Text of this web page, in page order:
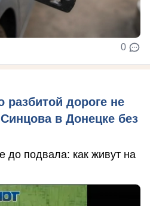
0
разбитой дороге не
в Донецке без
до подвала: как живут на